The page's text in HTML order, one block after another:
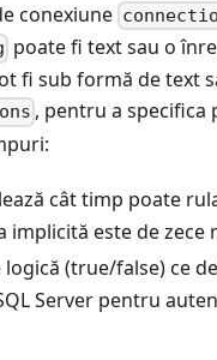
conexiune
poate fi text sau o
fi sub formă de text
, pentru a
cât timp poate
implicită este de zece
logică (true/false) ce
Server pentru